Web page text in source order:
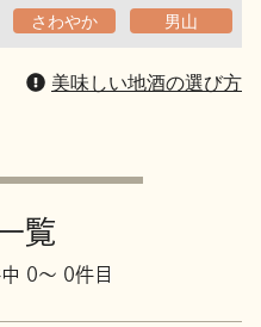
地酒蔵元会検定
地酒小説
さわやか 男山
美味しい地酒の選び方
覧
0～ 0件目